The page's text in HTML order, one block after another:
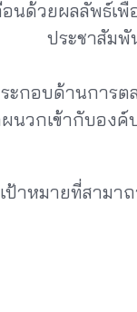
นด้วยผลลัพธ์เพื่
ประชาสัมพั
ระกอบด้านการ
นวกเข้ากับองค์
ป้าหมายที่สามา